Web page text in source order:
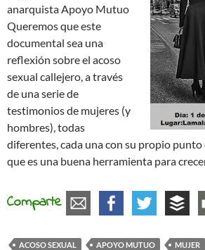
anarquista Apoyo Mutuo
Queremos que este
documental sea una
reflexión sobre el acoso
sexual callejero, a través
de una serie de
testimonios de mujeres (y
hombres), todas
diferentes, cada una con su propio punto
que es una buena herramienta para
Comparte
ACOSO SEXUAL APOYO MUTUO MUJER